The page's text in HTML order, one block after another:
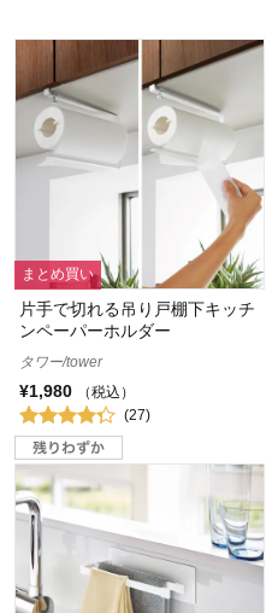
まとめ買い
片手で切れる吊り戸棚下キッチ
ンペーパーホルダー
タワー/tower
¥1,980
（税込）
(27)